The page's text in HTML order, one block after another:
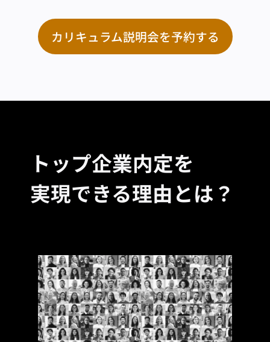
カリキュラム説明会を予約する
トップ企業内定を
実現できる理由とは？